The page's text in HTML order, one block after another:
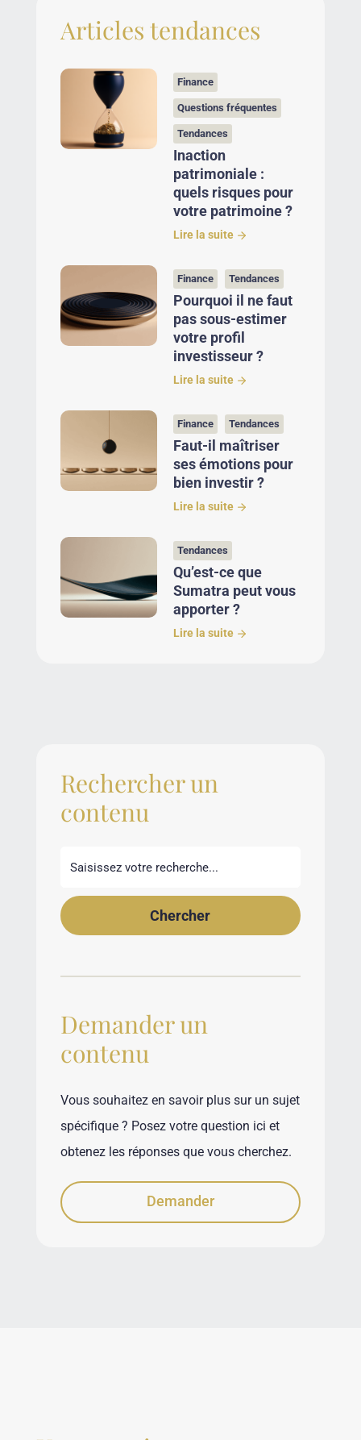
Articles tendances
Inaction
patrimoniale :
quels risques pour
votre patrimoine ?
Finance
Questions fréquentes
Tendances
Lire la suite
Pourquoi il ne faut
pas sous-estimer
votre profil
investisseur ?
Finance Tendances
Lire la suite
Faut-il maîtriser
ses émotions pour
bien investir ?
Finance Tendances
Lire la suite
Qu’est-ce que
Sumatra peut vous
apporter ?
Tendances
Lire la suite
Rechercher un
contenu
Demander un
contenu
Vous souhaitez en savoir plus sur un sujet
spécifique ? Posez votre question ici et
obtenez les réponses que vous cherchez.
Demander